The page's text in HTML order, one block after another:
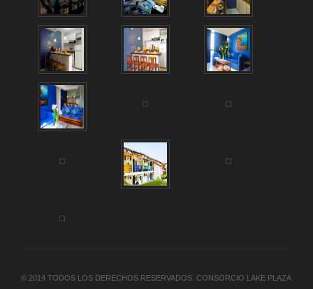
© 2014 TODOS LOS DERECHOS RESERVADOS. CONSORCIO LAKE PLAZA